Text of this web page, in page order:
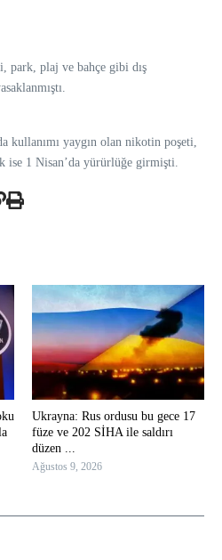
park, plaj ve bahçe gibi dış
kullanımı yaygın olan nikotin poşeti,
ise 1 Nisan’da yürürlüğe girmişti.
Ukrayna: Rus ordusu bu gece 17
füze ve 202 SİHA ile saldırı
düzen ...
Ağustos 9, 2026